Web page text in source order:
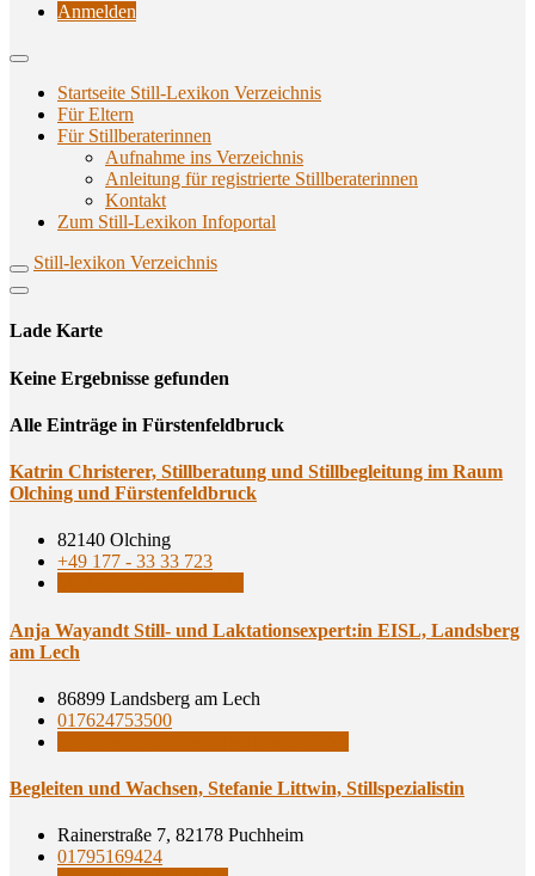
Anmelden
Startseite Still-Lexikon Verzeichnis
Für Eltern
Für Stillberaterinnen
Aufnahme ins Verzeichnis
Anlei­tung für regis­trier­te Stillberaterinnen
Kon­takt
Zum Still-Lexikon Infoportal
Still-lexikon Verzeichnis
Lade Karte
Кeine Ergebnisse gefunden
Alle Einträge in Fürstenfeldbruck
Kat­rin Chris­te­rer, Still­be­ra­tung und Still­be­glei­tung im Raum
Olching und Fürstenfeldbruck
82140 Olching
+49 177 - 33 33 723
Anja Wayandt Still- und Laktationsexpert:in EISL, Lands­berg
am Lech
86899 Landsberg am Lech
017624753500
Beglei­ten und Wach­sen, Ste­fa­nie Litt­win, Stillspezialistin
Rainerstraße 7, 82178 Puchheim
01795169424